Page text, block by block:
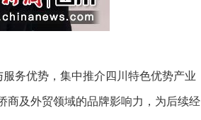
务优势，集中推介四川特色优势产业
商及外贸领域的品牌影响力，为后续经